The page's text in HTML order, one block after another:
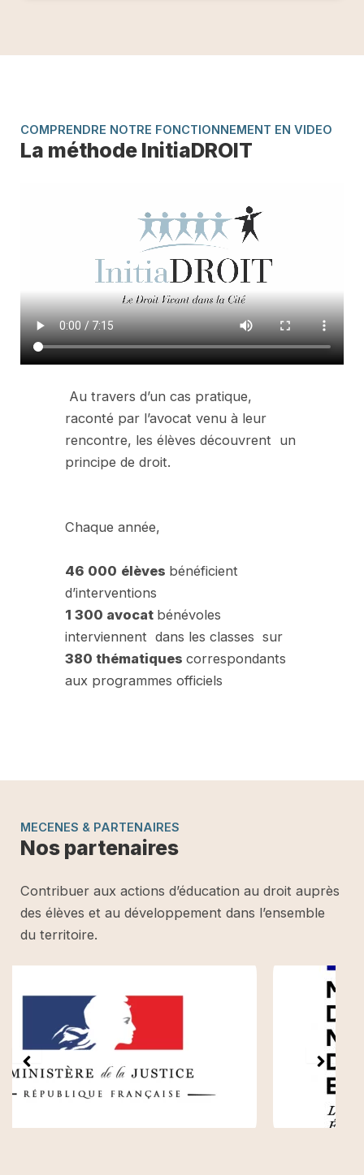
COMPRENDRE NOTRE FONCTIONNEMENT EN VIDEO
La méthode InitiaDROIT
Au travers d’un cas pratique,
raconté par l’avocat venu à leur
rencontre, les élèves découvrent un
principe de droit.
Chaque année,
46 000 élèves bénéficient
d’interventions
1 300 avocat bénévoles
interviennent dans les classes sur
380 thématiquescorrespondants
aux programmes officiels
MECENES & PARTENAIRES
Nos partenaires
Contribuer aux actions d’éducation au droit auprès
des élèves et au développement dans l’ensemble
du territoire.